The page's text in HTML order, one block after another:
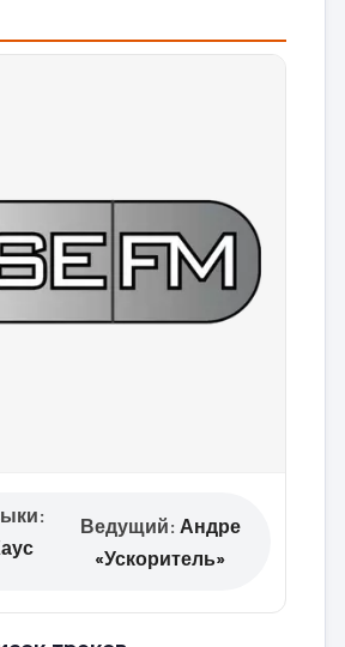
Ведущий: Андре
«Ускоритель»